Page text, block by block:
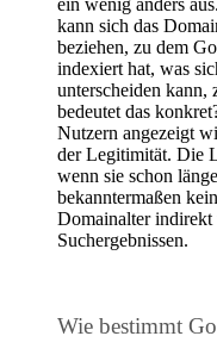
kann sich das
beziehen, zu dem
indexiert hat, was
unterscheiden kann,
bedeutet das
Nutzern angezeigt
der Legitimität. Die
wenn sie schon
bekanntermaßen
Domainalter indirekt
Suchergebnissen.
Wie bestimmt